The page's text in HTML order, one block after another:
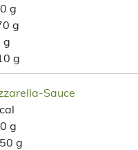
g
g
g
g
Sauce
g
g